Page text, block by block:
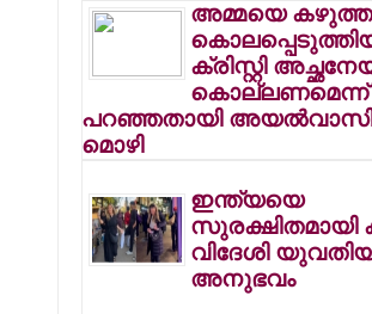
അമ്മയെ
ക്രിസ്റ്റി
കൊല്ലണമെന്ന്
പറഞ്ഞതായി
മൊഴി
ഇന്ത്യയെ
സുരക്ഷിതമായി
വിദേശി
അനുഭവം